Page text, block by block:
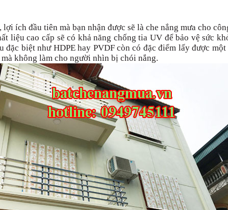
ích đầu tiên mà bạn nhận được sẽ là che nắng mưa cho
liệu cao cấp sẽ có khả năng chống tia UV để bảo vệ sức
đặc biệt như HDPE hay PVDF còn có đặc điểm lấy được một
không làm cho người nhìn bị chói nắng.